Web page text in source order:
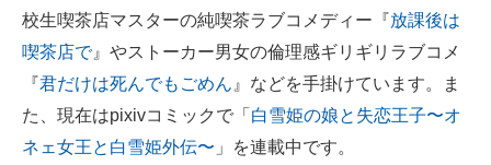
校生喫茶店マスターの純喫茶ラブコメディー『放課後は
喫茶店で』やストーカー男女の倫理感ギリギリラブコメ
『君だけは死んでもごめん 』などを手掛けています。ま
た、現在はpixivコミックで「 白雪姫の娘と失恋王子〜オ
ネェ女王と白雪姫外伝〜 」を連載中です。